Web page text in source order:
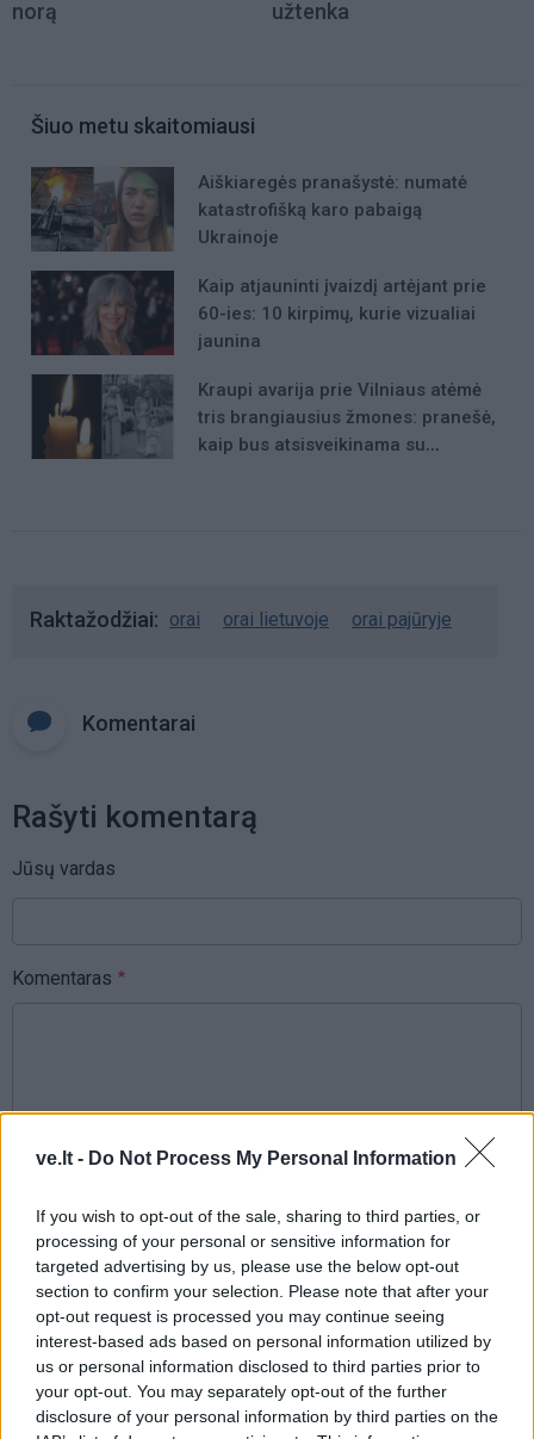
ve.lt - Do Not Process My Personal Information
If you wish to opt-out of the sale, sharing to third parties, or
processing of your personal or sensitive information for
targeted advertising by us, please use the below opt-out
section to confirm your selection. Please note that after your
opt-out request is processed you may continue seeing
interest-based ads based on personal information utilized by
us or personal information disclosed to third parties prior to
your opt-out. You may separately opt-out of the further
disclosure of your personal information by third parties on the
norą
užtenka
Šiuo metu skaitomiausi
Aiškiaregės pranašystė: numatė
katastrofišką karo pabaigą
Ukrainoje
Kaip atjauninti įvaizdį artėjant prie
60-ies: 10 kirpimų, kurie vizualiai
jaunina
Kraupi avarija prie Vilniaus atėmė
tris brangiausius žmones: pranešė,
kaip bus atsisveikinama su
Raktažodžiai orai orai lietuvoje orai pajūryje
Komentarai
Rašyti komentarą
Jūsų vardas
Komentaras
Sutinku su taisyklėmis
This site is protected by
reCAPTCHA and the Google
Privacy PolicyandTerms of
Serviceapply.